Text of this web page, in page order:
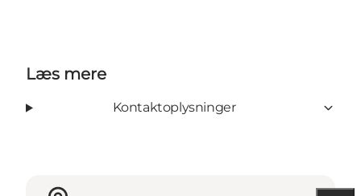
Læs mere
Kontaktoplysninger